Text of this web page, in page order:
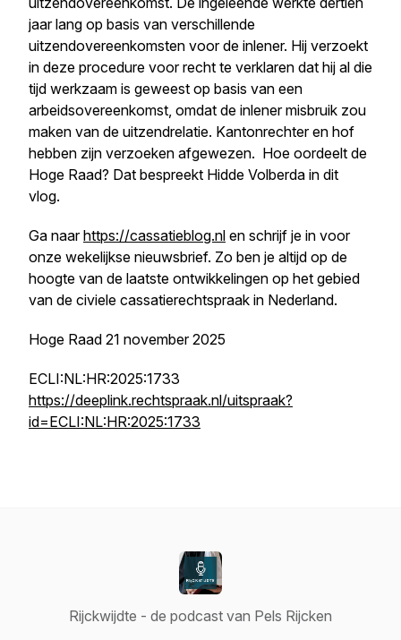
jaar lang op basis van verschillende
uitzendovereenkomsten voor de inlener. Hij verzoekt
in deze procedure voor recht te verklaren dat hij al die
tijd werkzaam is geweest op basis van een
arbeidsovereenkomst, omdat de inlener misbruik zou
maken van de uitzendrelatie. Kantonrechter en hof
hebben zijn verzoeken afgewezen. Hoe oordeelt de
Hoge Raad? Dat bespreekt Hidde Volberda in dit
vlog.
Ga naarhttps://cassatieblog.nl en schrijf je in voor
onze wekelijkse nieuwsbrief. Zo ben je altijd op de
hoogte van de laatste ontwikkelingen op het gebied
van de civiele cassatierechtspraak in Nederland.
Hoge Raad 21 november 2025
ECLI:NL:HR:2025:1733
https://deeplink.rechtspraak.nl/uitspraak?
id=ECLI:NL:HR:2025:1733
Rijckwijdte - de podcast van Pels Rijcken